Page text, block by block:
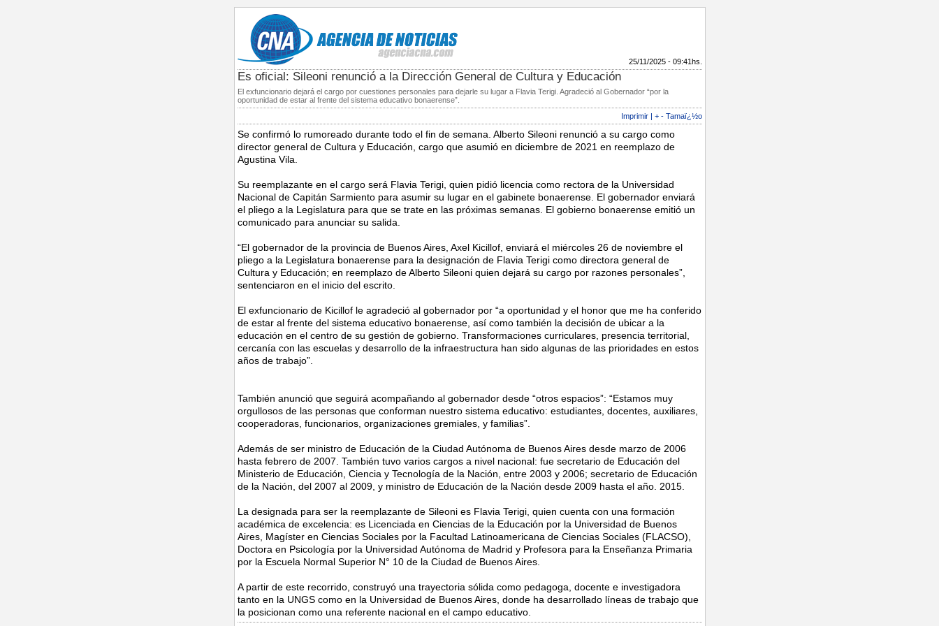
25/11/2025 - 09:41hs.
Es oficial: Sileoni renunció a la Dirección General de Cultura y Educación
El exfuncionario dejará el cargo por cuestiones personales para dejarle su lugar a Flavia Terigi. Agradeció al Gobernador “por la
oportunidad de estar al frente del sistema educativo bonaerense”.
Imprimir| + -Tamaï¿½o
Se confirmó lo rumoreado durante todo el fin de semana. Alberto Sileoni renunció a su cargo como
director general de Cultura y Educación, cargo que asumió en diciembre de 2021 en reemplazo de
Agustina Vila.
Su reemplazante en el cargo será Flavia Terigi, quien pidió licencia como rectora de la Universidad
Nacional de Capitán Sarmiento para asumir su lugar en el gabinete bonaerense. El gobernador enviará
el pliego a la Legislatura para que se trate en las próximas semanas. El gobierno bonaerense emitió un
comunicado para anunciar su salida.
“El gobernador de la provincia de Buenos Aires, Axel Kicillof, enviará el miércoles 26 de noviembre el
pliego a la Legislatura bonaerense para la designación de Flavia Terigi como directora general de
Cultura y Educación; en reemplazo de Alberto Sileoni quien dejará su cargo por razones personales”,
sentenciaron en el inicio del escrito.
El exfuncionario de Kicillof le agradeció al gobernador por “a oportunidad y el honor que me ha conferido
de estar al frente del sistema educativo bonaerense, así como también la decisión de ubicar a la
educación en el centro de su gestión de gobierno. Transformaciones curriculares, presencia territorial,
cercanía con las escuelas y desarrollo de la infraestructura han sido algunas de las prioridades en estos
años de trabajo”.
También anunció que seguirá acompañando al gobernador desde “otros espacios”: “Estamos muy
orgullosos de las personas que conforman nuestro sistema educativo: estudiantes, docentes, auxiliares,
cooperadoras, funcionarios, organizaciones gremiales, y familias”.
Además de ser ministro de Educación de la Ciudad Autónoma de Buenos Aires desde marzo de 2006
hasta febrero de 2007. También tuvo varios cargos a nivel nacional: fue secretario de Educación del
Ministerio de Educación, Ciencia y Tecnología de la Nación, entre 2003 y 2006; secretario de Educación
de la Nación, del 2007 al 2009, y ministro de Educación de la Nación desde 2009 hasta el año. 2015.
La designada para ser la reemplazante de Sileoni es Flavia Terigi, quien cuenta con una formación
académica de excelencia: es Licenciada en Ciencias de la Educación por la Universidad de Buenos
Aires, Magíster en Ciencias Sociales por la Facultad Latinoamericana de Ciencias Sociales (FLACSO),
Doctora en Psicología por la Universidad Autónoma de Madrid y Profesora para la Enseñanza Primaria
por la Escuela Normal Superior N° 10 de la Ciudad de Buenos Aires.
A partir de este recorrido, construyó una trayectoria sólida como pedagoga, docente e investigadora
tanto en la UNGS como en la Universidad de Buenos Aires, donde ha desarrollado líneas de trabajo que
la posicionan como una referente nacional en el campo educativo.